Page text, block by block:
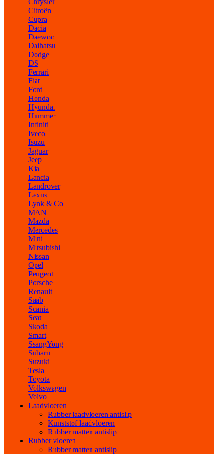
Chrysler
Citroën
Cupra
Dacia
Daewoo
Daihatsu
Dodge
DS
Ferrari
Fiat
Ford
Honda
Hyundai
Hummer
Infiniti
Iveco
Isuzu
Jaguar
Jeep
Kia
Lancia
Landrover
Lexus
Lynk & Co
MAN
Mazda
Mercedes
Mini
Mitsubishi
Nissan
Opel
Peugeot
Porsche
Renault
Saab
Scania
Seat
Skoda
Smart
SsangYong
Subaru
Suzuki
Tesla
Toyota
Volkswagen
Volvo
Laadvloeren
Rubber laadvloeren antislip
Kunststof laadvloeren
Rubber matten antislip
Rubber vloeren
Rubber matten antislip